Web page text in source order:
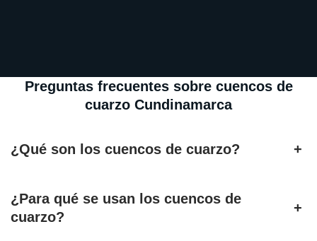
Preguntas frecuentes sobre cuencos de
cuarzo Cundinamarca
¿Qué son los cuencos de cuarzo? +
¿Para qué se usan los cuencos de
cuarzo?
+